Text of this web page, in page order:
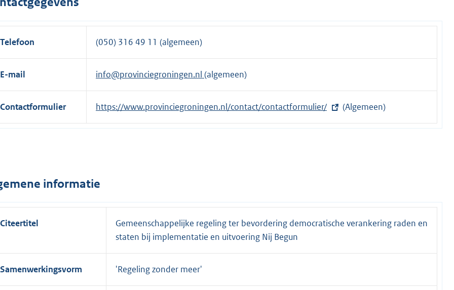
Telefoon (050) 316 49 11 (algemeen)
E-mail info@provinciegroningen.nl (algemeen)
Contactformulier
E
x
e
l
:
https://www.provinciegroningen.nl/contact/contactformulier/ (Algemeen)
informatie
Citeertitel
Gemeenschappelijke regeling ter bevordering democratische verankering raden en
staten bij implementatie en uitvoering Nij Begun
Samenwerkingsvorm 'Regeling zonder meer'